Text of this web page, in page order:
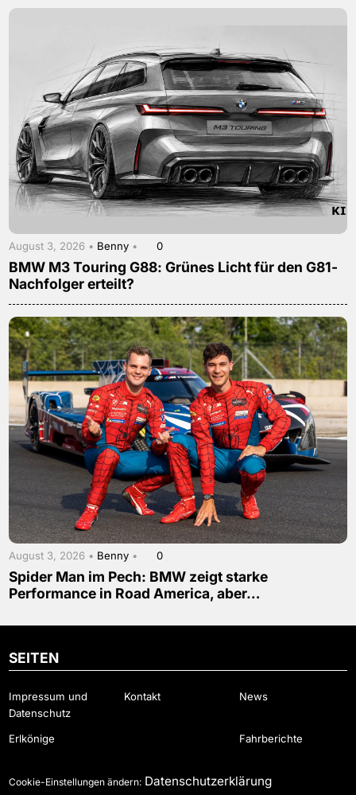
August 3, 2026 • Benny • 0
BMW M3 Touring G88: Grünes Licht für den G81-
Nachfolger erteilt?
August 3, 2026 • Benny • 0
Spider Man im Pech: BMW zeigt starke
Performance in Road America, aber…
SEITEN
Impressum und
Datenschutz
Kontakt News
Erlkönige Fahrberichte
Cookie-Einstellungen ändern: Datenschutzerklärung